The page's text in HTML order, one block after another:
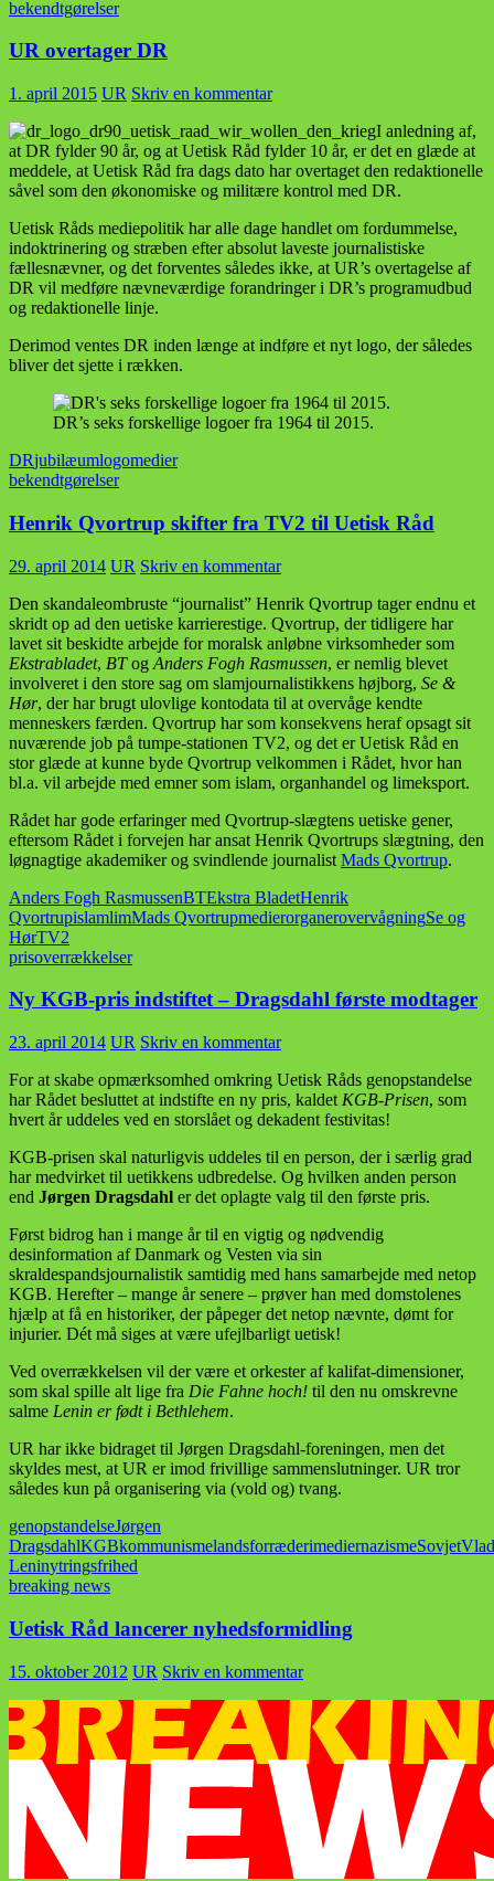
bekendtgørelser
UR overtager DR
1. april 2015 UR Skriv en kommentar
I anledning af,
at DR fylder 90 år, og at Uetisk Råd fylder 10 år, er det en glæde at
meddele, at Uetisk Råd fra dags dato har overtaget den redaktionelle
såvel som den økonomiske og militære kontrol med DR.
Uetisk Råds mediepolitik har alle dage handlet om fordummelse,
indoktrinering og stræben efter absolut laveste journalistiske
fællesnævner, og det forventes således ikke, at UR’s overtagelse af
DR vil medføre nævneværdige forandringer i DR’s programudbud
og redaktionelle linje.
Derimod ventes DR inden længe at indføre et nyt logo, der således
bliver det sjette i rækken.
DR’s seks forskellige logoer fra 1964 til 2015.
DRjubilæumlogomedier
bekendtgørelser
Henrik Qvortrup skifter fra TV2 til Uetisk Råd
29. april 2014 UR Skriv en kommentar
Den skandaleombruste “journalist” Henrik Qvortrup tager endnu et
skridt op ad den uetiske karrierestige. Qvortrup, der tidligere har
lavet sit beskidte arbejde for moralsk anløbne virksomheder som
Ekstrabladet, BTog Anders Fogh Rasmussen, er nemlig blevet
involveret i den store sag om slamjournalistikkens højborg, Se &
Hør, der har brugt ulovlige kontodata til at overvåge kendte
menneskers færden. Qvortrup har som konsekvens heraf opsagt sit
nuværende job på tumpe-stationen TV2, og det er Uetisk Råd en
stor glæde at kunne byde Qvortrup velkommen i Rådet, hvor han
bl.a. vil arbejde med emner som islam, organhandel og limeksport.
Rådet har gode erfaringer med Qvortrup-slægtens uetiske gener,
eftersom Rådet i forvejen har ansat Henrik Qvortrups slægtning, den
løgnagtige akademiker og svindlende journalist Mads Qvortrup.
Anders Fogh RasmussenBTEkstra BladetHenrik
QvortrupislamlimMads QvortrupmedierorganerovervågningSe og
HørTV2
prisoverrækkelser
Ny KGB-pris indstiftet – Dragsdahl første modtager
23. april 2014 UR Skriv en kommentar
For at skabe opmærksomhed omkring Uetisk Råds genopstandelse
har Rådet besluttet at indstifte en ny pris, kaldet KGB-Prisen, som
hvert år uddeles ved en storslået og dekadent festivitas!
KGB-prisen skal naturligvis uddeles til en person, der i særlig grad
har medvirket til uetikkens udbredelse. Og hvilken anden person
end Jørgen Dragsdahl er det oplagte valg til den første pris.
Først bidrog han i mange år til en vigtig og nødvendig
desinformation af Danmark og Vesten via sin
skraldespandsjournalistik samtidig med hans samarbejde med netop
KGB. Herefter – mange år senere – prøver han med domstolenes
hjælp at få en historiker, der påpeger det netop nævnte, dømt for
injurier. Dét må siges at være ufejlbarligt uetisk!
Ved overrækkelsen vil der være et orkester af kalifat-dimensioner,
som skal spille alt lige fra Die Fahne hoch! til den nu omskrevne
salme Lenin er født i Bethlehem.
UR har ikke bidraget til Jørgen Dragsdahl-foreningen, men det
skyldes mest, at UR er imod frivillige sammenslutninger. UR tror
således kun på organisering via (vold og) tvang.
genopstandelseJørgen
DragsdahlKGBkommunismelandsforræderimediernazismeSovjet
Leninytringsfrihed
breaking news
Uetisk Råd lancerer nyhedsformidling
15. oktober 2012 UR Skriv en kommentar